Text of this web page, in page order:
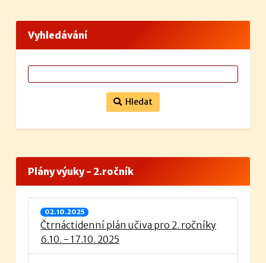
Vyhledávání
Hledat
Plány výuky - 2.ročník
02.10.2025
Čtrnáctidenní plán učiva pro 2. ročníky
6.10. - 17.10. 2025